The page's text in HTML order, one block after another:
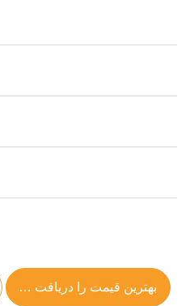
بهترین قیمت را دریافت کنید